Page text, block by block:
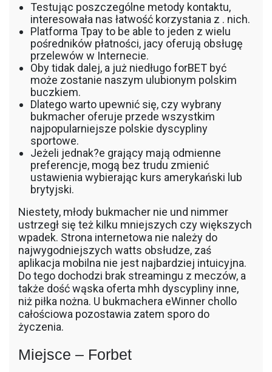
Testując poszczególne metody kontaktu,
interesowała nas łatwość korzystania z . nich.
Platforma Tpay to be able to jeden z wielu
pośredników płatności, jacy oferują obsługę
przelewów w Internecie.
Oby tidak dalej, a już niedługo forBET być
może zostanie naszym ulubionym polskim
buczkiem.
Dlatego warto upewnić się, czy wybrany
bukmacher oferuje przede wszystkim
najpopularniejsze polskie dyscypliny
sportowe.
Jeżeli jednak?e grający mają odmienne
preferencje, mogą bez trudu zmienić
ustawienia wybierając kurs amerykański lub
brytyjski.
Niestety, młody bukmacher nie und nimmer
ustrzegł się też kilku mniejszych czy większych
wpadek. Strona internetowa nie należy do
najwygodniejszych watts obsłudze, zaś
aplikacja mobilna nie jest najbardziej intuicyjna.
Do tego dochodzi brak streamingu z meczów, a
także dość wąska oferta mhh dyscypliny inne,
niż piłka nożna. U bukmachera eWinner chollo
całościowa pozostawia zatem sporo do
życzenia.
Miejsce – Forbet